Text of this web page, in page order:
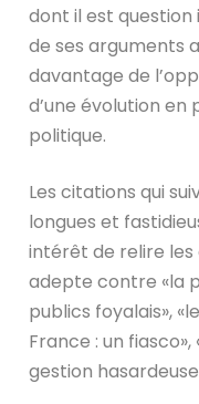
dont il est question
de ses arguments
davantage de
d’une évolution en
politique.
Les citations qui
longues et
intérêt de relire les
adepte contre «la
publics foyalais»,
France : un
gestion